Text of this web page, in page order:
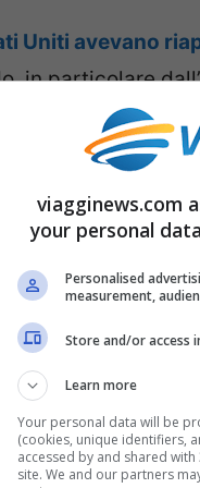
Uniti avevano
in particolare
variante
ma di
è inclusa anche
i viaggi in Italia
ai trasporti che
lista rossa dei
al nostro
viagginews.com
your personal
Personalised
measurement,
Store and/or access
Learn more
Your personal data will be
(cookies, unique identifiers,
accessed by and shared
site. We and our partners